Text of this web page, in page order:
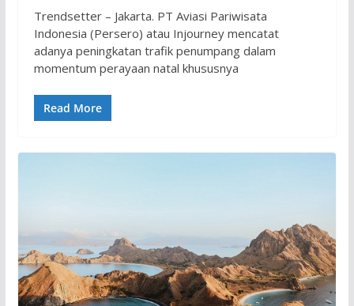
Trendsetter – Jakarta. PT Aviasi Pariwisata
Indonesia (Persero) atau Injourney mencatat
adanya peningkatan trafik penumpang dalam
momentum perayaan natal khususnya
Read More